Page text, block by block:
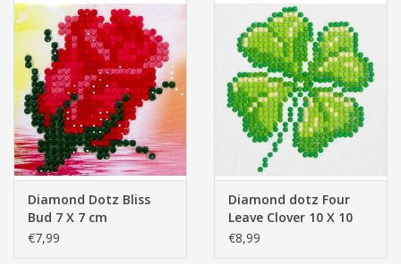
Diamond Dotz Bliss
Bud 7 X 7 cm
€7,99
Diamond dotz Four
Leave Clover 10 X 10
€8,99